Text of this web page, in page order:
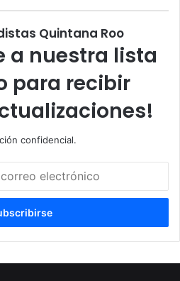
Quintana Roo
a nuestra lista
para recibir
confidencial.